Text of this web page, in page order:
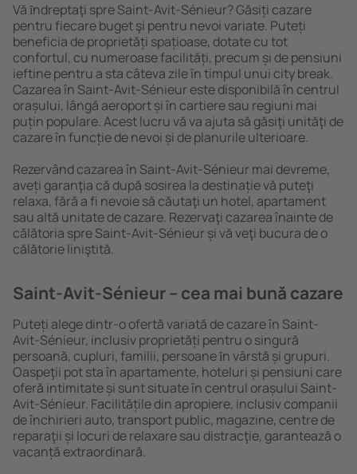
Vă ȋndreptaţi spre Saint-Avit-Sénieur? Găsiți cazare
pentru fiecare buget şi pentru nevoi variate. Puteți
beneficia de proprietăți spațioase, dotate cu tot
confortul, cu numeroase facilități, precum și de pensiuni
ieftine pentru a sta câteva zile în timpul unui city break.
Cazarea în Saint-Avit-Sénieur este disponibilă în centrul
orașului, lângă aeroport și în cartiere sau regiuni mai
puțin populare. Acest lucru vă va ajuta să găsiţi unităţi de
cazare în funcție de nevoi și de planurile ulterioare.
Rezervând cazarea în Saint-Avit-Sénieur mai devreme,
aveți garanţia că după sosirea la destinație vă puteţi
relaxa, fără a fi nevoie să căutaţi un hotel, apartament
sau altă unitate de cazare. Rezervaţi cazarea înainte de
călătoria spre Saint-Avit-Sénieur și vă veţi bucura de o
călătorie liniştită.
Saint-Avit-Sénieur – cea mai bună cazare
Puteți alege dintr-o ofertă variată de cazare în Saint-
Avit-Sénieur, inclusiv proprietăți pentru o singură
persoană, cupluri, familii, persoane ȋn vârstă și grupuri.
Oaspeţii pot sta în apartamente, hoteluri și pensiuni care
oferă intimitate și sunt situate în centrul orașului Saint-
Avit-Sénieur. Facilitățile din apropiere, inclusiv companii
de închirieri auto, transport public, magazine, centre de
reparaţii și locuri de relaxare sau distracţie, garantează o
vacanță extraordinară.